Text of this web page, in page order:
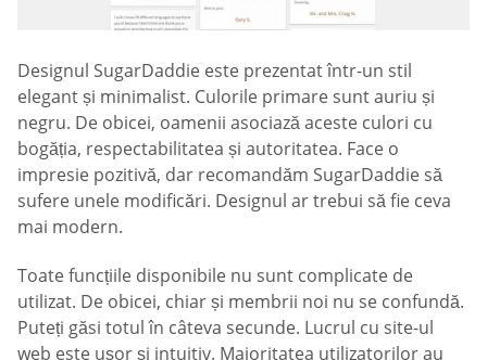
Designul SugarDaddie este prezentat într-un stil
elegant și minimalist. Culorile primare sunt auriu și
negru. De obicei, oamenii asociază aceste culori cu
bogăția, respectabilitatea și autoritatea. Face o
impresie pozitivă, dar recomandăm SugarDaddie să
sufere unele modificări. Designul ar trebui să fie ceva
mai modern.
Toate funcțiile disponibile nu sunt complicate de
utilizat. De obicei, chiar și membrii noi nu se confundă.
Puteți găsi totul în câteva secunde. Lucrul cu site-ul
web este ușor și intuitiv. Majoritatea utilizatorilor au